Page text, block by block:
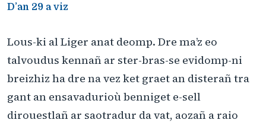
D’an 29 a viz
Lous-ki al Liger anat deomp. Dre ma’z eo
talvoudus kennañ ar ster-bras-se evidomp-ni
breizhiz ha dre na vez ket graet an disterañ tra
gant an ensavadurioù benniget e-sell
dirouestlañ ar saotradur da vat, aozañ a raio